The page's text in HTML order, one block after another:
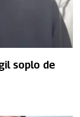
soplo de